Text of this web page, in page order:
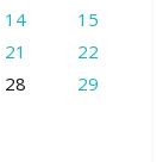
14
15
21
22
28
29